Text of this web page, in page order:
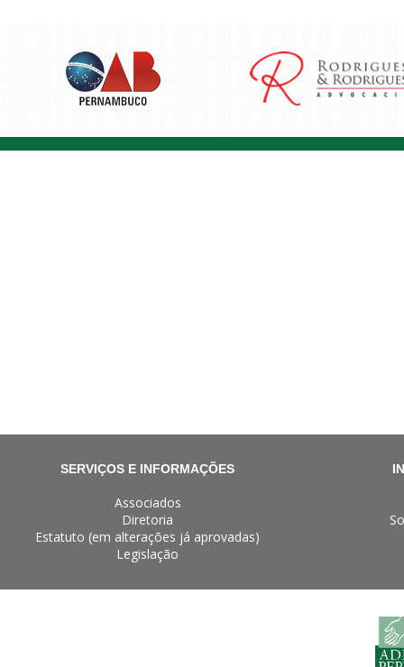
SERVIÇOS E INFORMAÇÕES
Associados
Diretoria
Estatuto (em alterações já aprovadas)
Legislação